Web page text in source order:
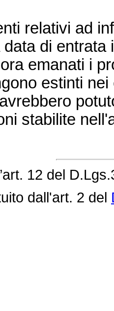
relativi ad
di
emanati i
estinti
stabilite
12 del
dall'art. 2 del